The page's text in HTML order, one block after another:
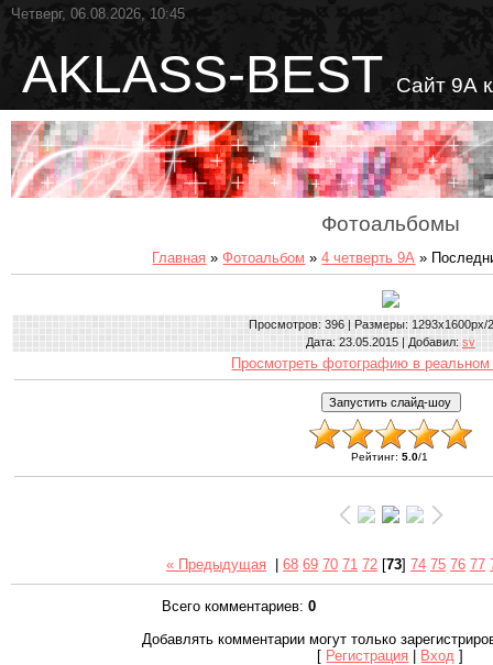
Четверг, 06.08.2026, 10:45
AKLASS-BEST Сайт 9А
Фотоальбомы
Главная »Фотоальбом »4 четверть 9А »
Просмотров: 396 | Размеры: 1293x1600px/
Дата: 23.05.2015 | Добавил: sv
Просмотреть фотографию в реальном
Рейтинг:5.0/1
« Предыдущая 68 69 70 71 72 [73] 74 75 76 77
Всего комментариев: 0
Добавлять комментарии могут только
[ Регистрация | Вход ]